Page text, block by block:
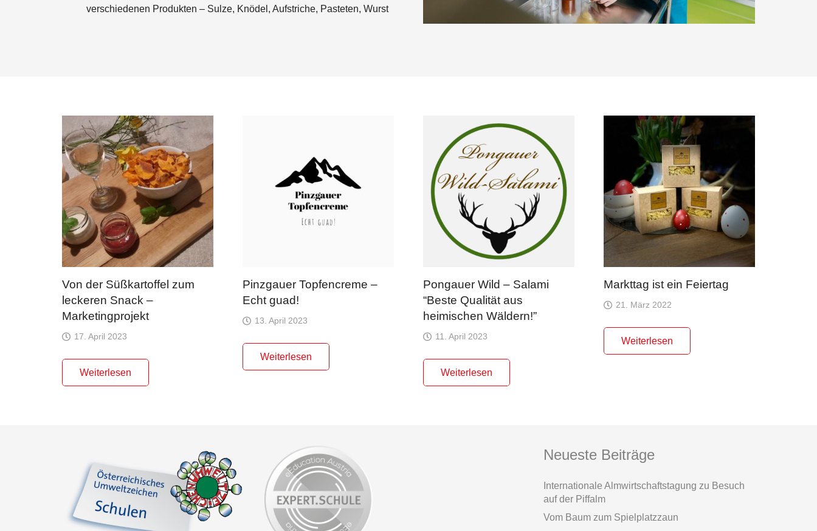
verschiedenen Produkten – Sulze, Knödel, Aufstriche, Pasteten, Wurst
Von der Süßkartoffel zum
leckeren Snack –
Marketingprojekt
17. April 2023
Weiterlesen
Pinzgauer Topfencreme –
Echt guad!
13. April 2023
Weiterlesen
Pongauer Wild – Salami
“Beste Qualität aus
heimischen Wäldern!”
11. April 2023
Weiterlesen
Markttag ist ein Feiertag
21. März 2022
Weiterlesen
Neueste Beiträge
Internationale Almwirtschaftstagung zu Besuch
auf der Piffalm
Vom Baum zum Spielplatzzaun